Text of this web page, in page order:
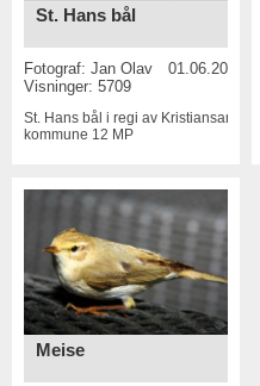
St. Hans bål
Fotograf: Jan Olav
01.06.2015
Visninger: 5709
St. Hans bål i regi av Kristiansand
kommune 12 MP
Meise